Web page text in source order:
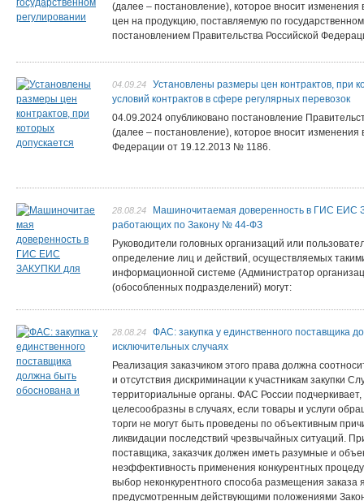
(далее – постановление), которое вносит
цен на продукцию, поставляемую по
постановлением Правительства Российской
04.09.24
Установлены размеры цен контрактов, при
условий контрактов в сфере регулярных перевозок
04.09.2024 опубликовано постановление
(далее – постановление), которое вносит изменения
Федерации от 19.12.2013 № 1186.
28.08.24
Машиночитаемая доверенность в ГИС ЕИС
работающих по Закону № 44-ФЗ
Руководители головных организаций или
определение лиц и действий, осуществляемых
информационной системе (Администратор
(обособленных подразделений) могут:
28.08.24
ФАС: закупка у единственного поставщика
исключительных случаях
Реализация заказчиком этого права должна
и отсутствия дискриминации к участникам закупки
территориальные органы. ФАС России подчеркивает,
целесообразны в случаях, если товары и услуги
торги не могут быть проведены по объективным
ликвидации последствий чрезвычайных ситуаций.
поставщика, заказчик должен иметь разумные и
неэффективность применения конкурентных
выбор неконкурентного способа размещения заказа
предусмотренным действующими положениями